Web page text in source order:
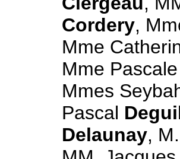
Cordery,
Mme
Mme Pascale
Mmes
Pascal
Delaunay,